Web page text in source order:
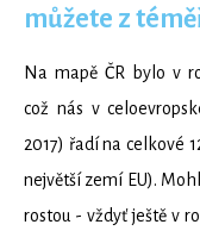
můžete z
Na mapě ČR bylo v
což nás v
2017) řadí na celkové
největší zemí EU).
rostou - vždyť ještě v